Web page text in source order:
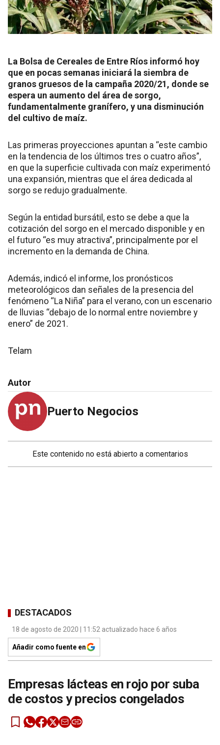
La Bolsa de Cereales de Entre Ríos informó hoy
que en pocas semanas iniciará la siembra de
granos gruesos de la campaña 2020/21, donde se
espera un aumento del área de sorgo,
fundamentalmente granífero, y una disminución
del cultivo de maíz.
Las primeras proyecciones apuntan a “este cambio
en la tendencia de los últimos tres o cuatro años”,
en que la superficie cultivada con maíz experimentó
una expansión, mientras que el área dedicada al
sorgo se redujo gradualmente.
Según la entidad bursátil, esto se debe a que la
cotización del sorgo en el mercado disponible y en
el futuro “es muy atractiva”, principalmente por el
incremento en la demanda de China.
Además, indicó el informe, los pronósticos
meteorológicos dan señales de la presencia del
fenómeno “La Niña” para el verano, con un escenario
de lluvias “debajo de lo normal entre noviembre y
enero” de 2021.
Telam
Autor
Puerto Negocios
Este contenido no está abierto a comentarios
DESTACADOS
18 de agosto de 2020 | 11:52 actualizado hace 6 años
Añadir como fuente en
Empresas lácteas en rojo por suba
de costos y precios congelados